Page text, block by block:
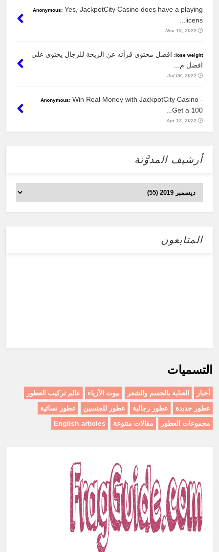
Anonymous: Yes, JackpotCity Casino does have a playing
licens...
Nov 15, 2022
lose weight:
افضل محتوى قرأته عن الريحة للرجال يحتوي على
افضل م...
Jul 06, 2022
Anonymous: Win Real Money with JackpotCity Casino -
Get a 100...
Apr 12, 2022
أرشيف المدوَّنة
المتابعون
التسميات
أخبار العناية بالجسم والشعر بيوت الأزياء
عالم تركيب العطور
عطور جديدة
عطور رجالية عطور للجنسين
عطور نسائية
مجموعات العطور
مقالات متنوعة English articles